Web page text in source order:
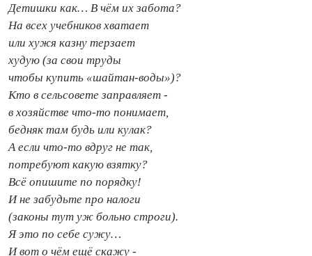
Детишки как… В чём их забота?
На всех учебников хватает
или хужя казну терзает
худую (за свои труды
чтобы купить «шайтан‑воды»)?
Кто в сельсовете заправляет -
в хозяйстве что‑то понимает,
бедняк там будь или кулак?
А если что‑то вдруг не так,
потребуют какую взятку?
Всё опишите по порядку!
И не забудьте про налоги
(законы тут уж больно строги).
Я это по себе сужу…
И вот о чём ещё скажу -